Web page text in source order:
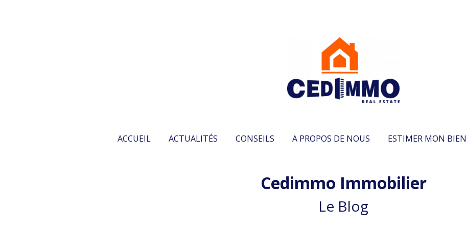
ACCUEIL ACTUALITÉS CONSEILS A PROPOS DE NOUS ESTIMER MON BIEN
Cedimmo Immobilier
Le Blog